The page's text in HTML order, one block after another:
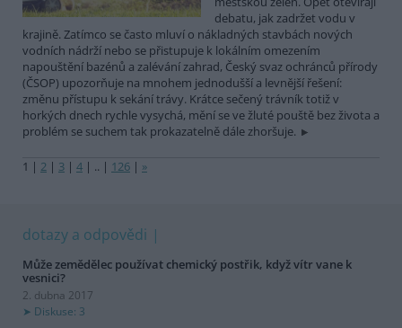
debatu, jak zadržet vodu v
krajině. Zatímco se často mluví o nákladných stavbách nových
vodních nádrží nebo se přistupuje k lokálním omezením
napouštění bazénů a zalévání zahrad, Český svaz ochránců přírody
(ČSOP) upozorňuje na mnohem jednodušší a levnější řešení:
změnu přístupu k sekání trávy. Krátce sečený trávník totiž v
horkých dnech rychle vysychá, mění se ve žluté pouště bez života a
problém se suchem tak prokazatelně dále zhoršuje.
1 | 2 | 3 | 4 | .. | 126 | »
dotazy a odpovědi
Může zemědělec používat chemický postřik, když vítr vane k
vesnici?
2. dubna 2017
Diskuse: 3